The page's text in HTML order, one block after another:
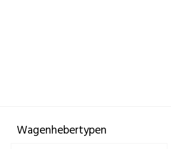
Wagenhebertypen